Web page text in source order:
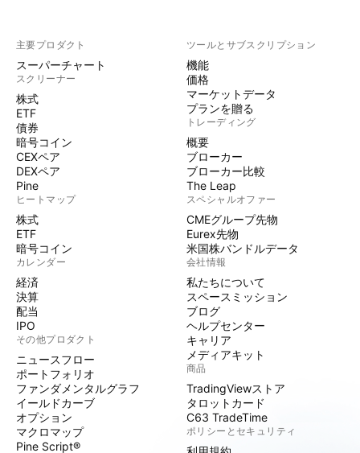
主要プロダクト
スーパーチャート
スクリーナー
株式
ETF
債券
暗号コイン
CEXペア
DEXペア
Pine
ヒートマップ
株式
ETF
暗号コイン
カレンダー
経済
決算
配当
IPO
その他プロダクト
ニュースフロー
ポートフォリオ
ファンダメンタルグラフ
イールドカーブ
オプション
マクロマップ
Pine Script®
ツールとサブスクリプション
機能
価格
マーケットデータ
プランを贈る
トレーディング
概要
ブローカー
ブローカー比較
The Leap
スペシャルオファー
CMEグループ先物
Eurex先物
米国株バンドルデータ
会社情報
私たちについて
スペースミッション
ブログ
ヘルプセンター
キャリア
メディアキット
商品
TradingViewストア
タロットカード
C63 TradeTime
ポリシーとセキュリティ